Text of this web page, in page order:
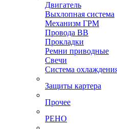
Двигатель
Выхлопная система
Механизм ГРМ
Провода ВВ
Прокладки
Ремни приводные
Свечи
Система
Защиты картера
Прочее
РЕНО